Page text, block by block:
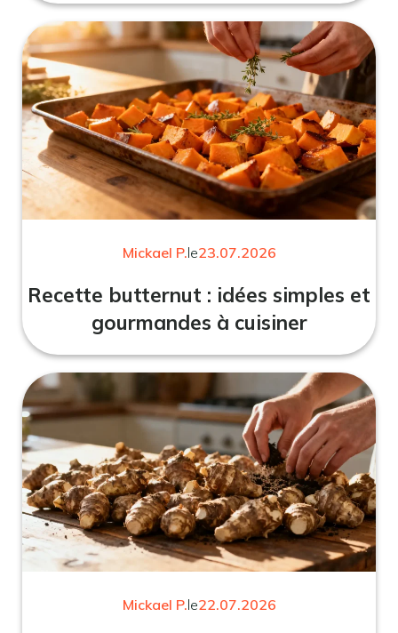
Mickael P.le23.07.2026
Recette butternut : idées simples et
gourmandes à cuisiner
Mickael P.le22.07.2026